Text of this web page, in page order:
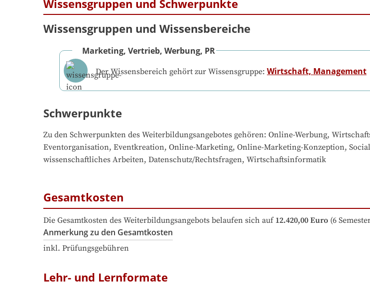
Wissensgruppen und Schwerpunkte
Wissensgruppen und Wissensbereiche
Marketing, Vertrieb, Werbung, PR
Der Wissensbereich gehört zur Wissensgruppe: Wirtschaft, Management
Schwerpunkte
Zu den Schwerpunkten des Weiterbildungsangebotes gehören: Online-Werbung,
Eventorganisation, Eventkreation, Online-Marketing, Online-Marketing-Konzeption,
wissenschaftliches Arbeiten, Datenschutz/Rechtsfragen, Wirtschaftsinformatik
Gesamtkosten
Die Gesamtkosten des Weiterbildungsangebots belaufen sich auf 12.420,00 Euro (6
Anmerkung zu den Gesamtkosten
inkl. Prüfungsgebühren
Lehr- und Lernformate